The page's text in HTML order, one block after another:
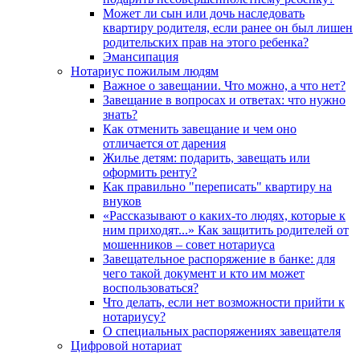
Может ли сын или дочь наследовать
квартиру родителя, если ранее он был лишен
родительских прав на этого ребенка?
Эмансипация
Нотариус пожилым людям
Важное о завещании. Что можно, а что нет?
Завещание в вопросах и ответах: что нужно
знать?
Как отменить завещание и чем оно
отличается от дарения
Жилье детям: подарить, завещать или
оформить ренту?
Как правильно "переписать" квартиру на
внуков
«Рассказывают о каких-то людях, которые к
ним приходят...» Как защитить родителей от
мошенников – совет нотариуса
Завещательное распоряжение в банке: для
чего такой документ и кто им может
воспользоваться?
Что делать, если нет возможности прийти к
нотариусу?
О специальных распоряжениях завещателя
Цифровой нотариат